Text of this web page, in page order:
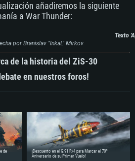
añadiremos la siguiente
a War Thunder:
Texto
por Branislav "InkaL" Mirkov
de la historia del ZiS-30
en nuestros foros!
de
¡Descuento en el G.91 R/4 para Marcar el 70º
Aniversario de su Primer Vuelo!